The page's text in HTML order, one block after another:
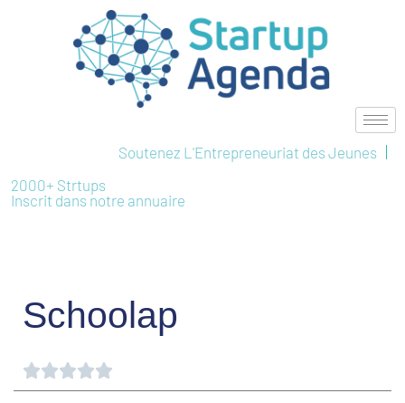
Soutenez L'Entrepreneuriat des Jeunes
2000+ Strtups
Inscrit dans notre annuaire
Schoolap

0